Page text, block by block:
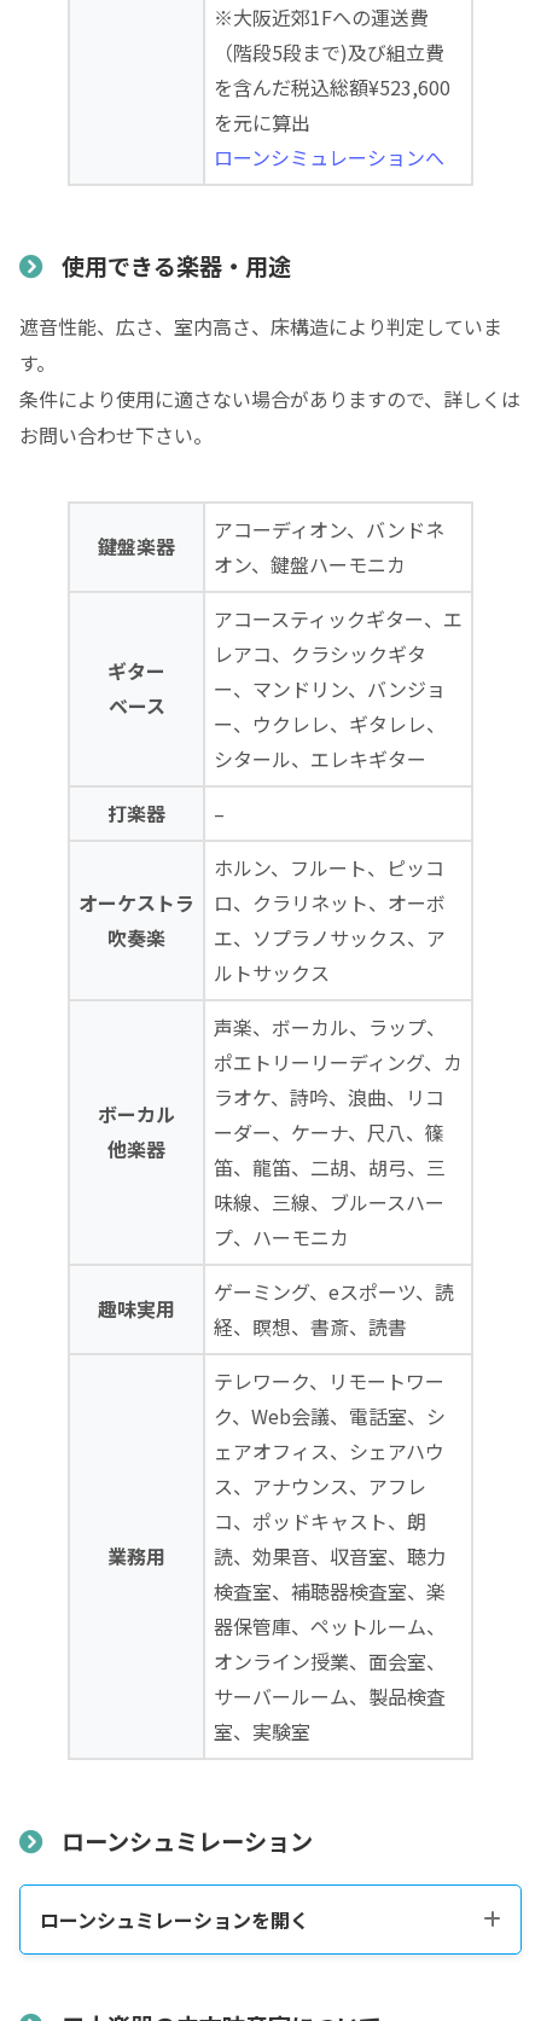
※大阪近郊1Fへの運送費
（階段5段まで)及び組立費
を含んだ税込総額¥523,600
を元に算出
ローンシミュレーションへ
使用できる楽器・用途
遮音性能、広さ、室内高さ、床構造により判定していま
す。
条件により使用に適さない場合がありますので、詳しくは
お問い合わせ下さい。
鍵盤楽器
アコーディオン、バンドネ
オン、鍵盤ハーモニカ
ギター
ベース
アコースティックギター、エ
レアコ、クラシックギタ
ー、マンドリン、バンジョ
ー、ウクレレ、ギタレレ、
シタール、エレキギター
打楽器
–
オーケストラ
吹奏楽
ホルン、フルート、ピッコ
ロ、クラリネット、オーボ
エ、ソプラノサックス、ア
ルトサックス
ボーカル
他楽器
声楽、ボーカル、ラップ、
ポエトリーリーディング、カ
ラオケ、詩吟、浪曲、リコ
ーダー、ケーナ、尺八、篠
笛、龍笛、二胡、胡弓、三
味線、三線、ブルースハー
プ、ハーモニカ
趣味実用
ゲーミング、eスポーツ、読
経、瞑想、書斎、読書
業務用
テレワーク、リモートワー
ク、Web会議、電話室、シ
ェアオフィス、シェアハウ
ス、アナウンス、アフレ
コ、ポッドキャスト、朗
読、効果音、収音室、聴力
検査室、補聴器検査室、楽
器保管庫、ペットルーム、
オンライン授業、面会室、
サーバールーム、製品検査
室、実験室
ローンシュミレーション
ローンシュミレーションを開く